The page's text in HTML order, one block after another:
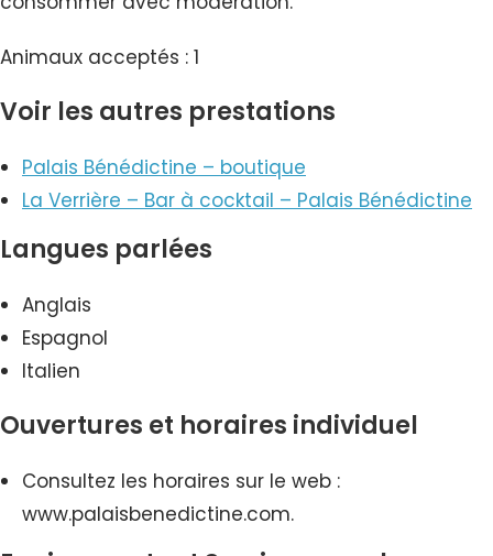
Animaux acceptés : 1
Voir les autres prestations
Palais Bénédictine – boutique
La Verrière – Bar à cocktail – Palais Bénédictine
Langues parlées
Anglais
Espagnol
Italien
Ouvertures et horaires individuel
Consultez les horaires sur le web :
www.palaisbenedictine.com.